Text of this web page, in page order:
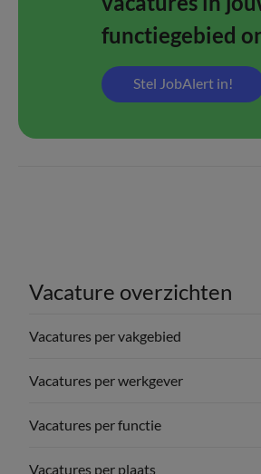
functiegebied
Stel JobAlert in!
Vacature overzichten
Vacatures per vakgebied
Vacatures per werkgever
Vacatures per functie
Vacatures per plaats